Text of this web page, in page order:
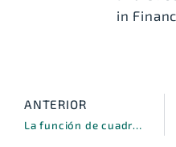
in
ANTERIOR
La función de cuadros de mando del Interim CFO